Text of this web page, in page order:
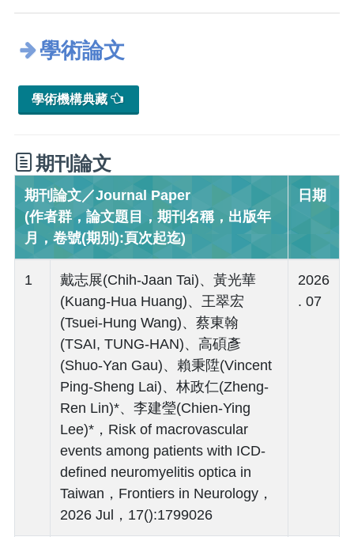
學術論文
學術機構典藏
期刊論文
期刊論文／Journal Paper
(作者群，論文題目，期刊名稱，出版年
月，卷號(期別):頁次起迄)
日期
1
戴志展(Chih-Jaan Tai)、黃光華
(Kuang-Hua Huang)、王翠宏
(Tsuei-Hung Wang)、蔡東翰
(TSAI, TUNG-HAN)、高碩彥
(Shuo-Yan Gau)、賴秉陞(Vincent
Ping-Sheng Lai)、林政仁(Zheng-
Ren Lin)*、李建瑩(Chien-Ying
Lee)*，Risk of macrovascular
events among patients with ICD-
defined neuromyelitis optica in
Taiwan，Frontiers in Neurology，
2026 Jul，17():1799026
2026
. 07